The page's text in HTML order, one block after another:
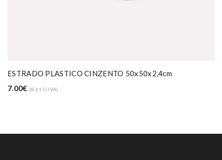
TOALHA DE CABELEIREIRO/ESTÉTICA 50X90 - 380gr/